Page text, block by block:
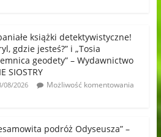
książki detektywistyczne!
gdzie jesteś?” i „Tosia
geodety” – Wydawnictwo
SIOSTRY
08/2026
Możliwość komentowania
podróż Odyseusza” –